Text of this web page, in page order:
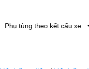
Phụ tùng theo kết cấu xe